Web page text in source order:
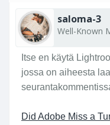
saloma-3
Well-Known
Itse en käytä
jossa on aiheesta
Did Adobe Miss a